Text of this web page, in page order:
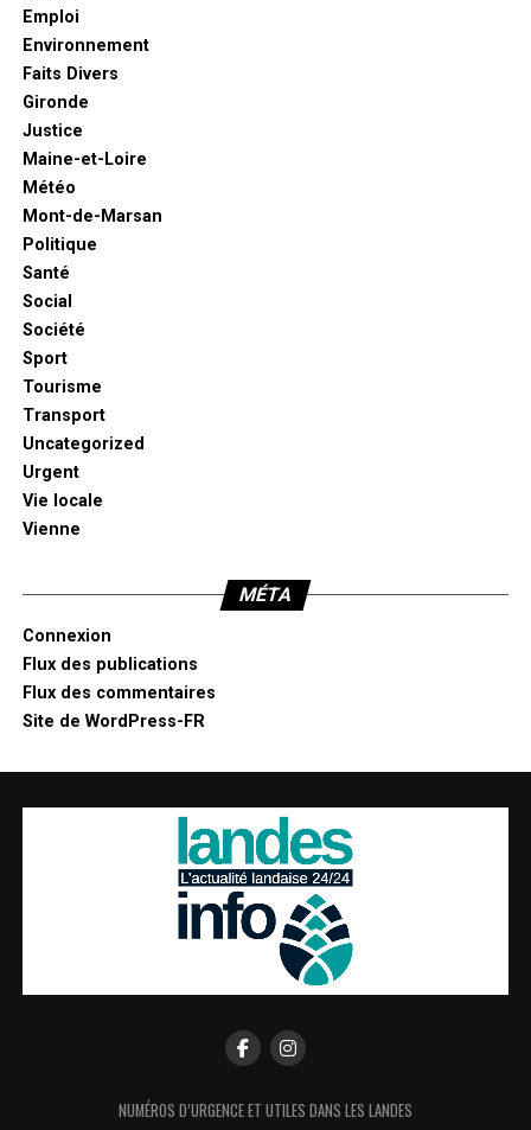
Emploi
Environnement
Faits Divers
Gironde
Justice
Maine-et-Loire
Météo
Mont-de-Marsan
Politique
Santé
Social
Société
Sport
Tourisme
Transport
Uncategorized
Urgent
Vie locale
Vienne
MÉTA
Connexion
Flux des publications
Flux des commentaires
Site de WordPress-FR
NUMÉROS D’URGENCE ET UTILES DANS LES LANDES